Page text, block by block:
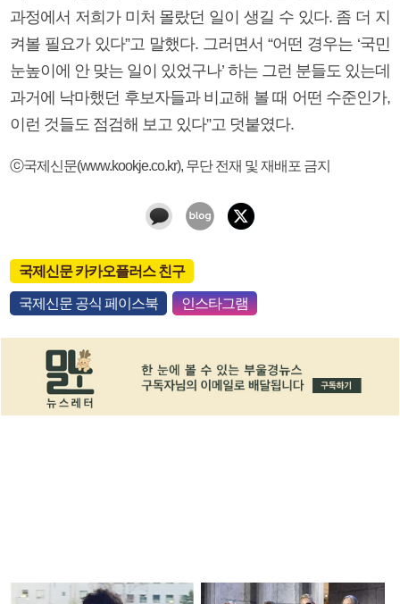
과정에서 저희가 미처 몰랐던 일이 생길 수 있다. 좀 더 지
켜볼 필요가 있다”고 말했다. 그러면서 “어떤 경우는 ‘국민
눈높이에 안 맞는 일이 있었구나’ 하는 그런 분들도 있는데
과거에 낙마했던 후보자들과 비교해 볼 때 어떤 수준인가,
이런 것들도 점검해 보고 있다”고 덧붙였다.
ⓒ국제신문(www.kookje.co.kr), 무단 전재 및 재배포 금지
국제신문 카카오플러스 친구
국제신문 공식 페이스북 인스타그램